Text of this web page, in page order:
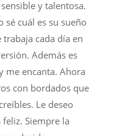
y talentosa.
sé cuál es su sueño
cada día en
Además es
me encanta. Ahora
con bordados que
Le deseo
Siempre la